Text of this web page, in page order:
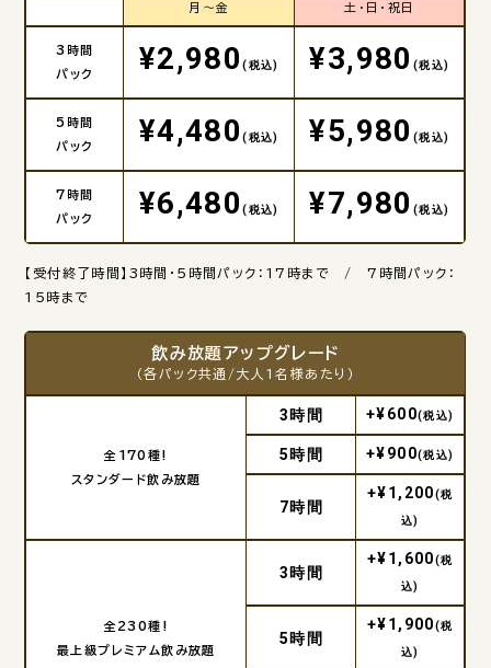
月～金 土・日・祝日
3時間
パック
¥2,980(税込) ¥3,980 (税込)
5時間
パック
¥4,480(税込) ¥5,980 (税込)
7時間
パック
¥6,480(税込) ¥7,980 (税込)
【受付終了時間】3時間・5時間パック：17時まで / 7時間パック：
15時まで
飲み放題アップグレード
（各パック共通/大人1名様あたり）
全170種!
スタンダード飲み放題
3時間 +¥600(税込)
5時間 +¥900(税込)
7時間
+¥1,200(税
込)
全230種!
最上級プレミアム飲み放題
3時間
+¥1,600(税
込)
5時間
+¥1,900(税
込)